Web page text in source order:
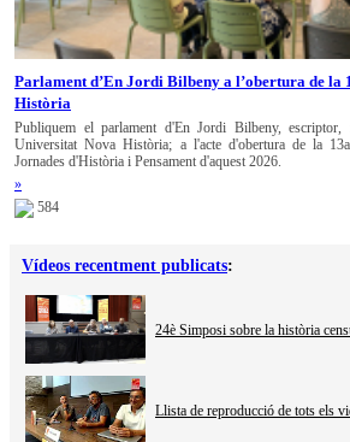
Parlament d’En Jordi Bilbeny a l’obertura de la
Història
Publiquem el parlament d'En Jordi Bilbeny,
Universitat Nova Història; a l'acte d'obertura de la
Jornades d'Història i Pensament d'aquest 2026.
»
584
Vídeos recentment publicats:
24è Simposi sobre la història
Llista de reproducció de tots els